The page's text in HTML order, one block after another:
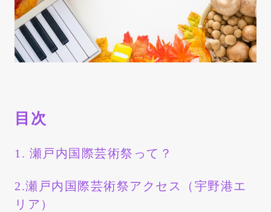
目次
1. 瀬戸内国際芸術祭って？
2.瀬戸内国際芸術祭アクセス（宇野港エ
リア）